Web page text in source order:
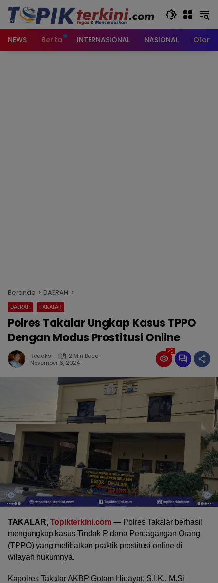
Langsung
konten
NEWS
Berita INTERNASIONAL NASIONAL
Beranda DAERAH
DAERAH TAKALAR
Polres Takalar Ungkap Kasus TPPO
Dengan Modus Prostitusi Online
Redaksi
2 Min Baca
November 6, 2024
40
TAKALAR, Topikterkini.com — Polres Takalar berhasil
mengungkap kasus Tindak Pidana Perdagangan Orang
(TPPO) yang melibatkan praktik prostitusi online di
wilayah hukumnya.
Kapolres Takalar AKBP Gotam Hidayat, S.I.K., M.Si